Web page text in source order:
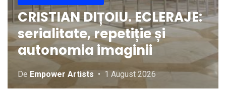
CRISTIAN DIȚOIU. ECLERAJE:
serialitate, repetiție și
autonomia imaginii
De Empower Artists 1 August 2026